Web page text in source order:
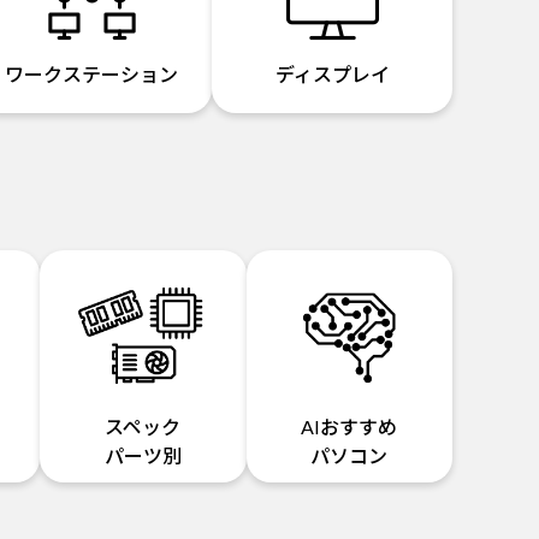
ワークステーション ディスプレイ
スペック
パーツ別
AIおすすめ
パソコン